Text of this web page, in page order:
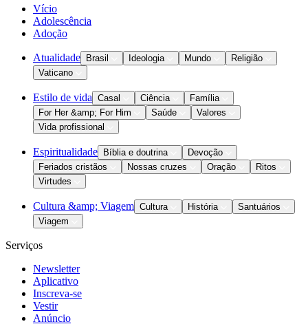
Vício
Adolescência
Adoção
Atualidade Brasil Ideologia Mundo
Religião
Vaticano
Estilo de vida Casal Ciência
Família
For Her &amp; For Him
Saúde
Valores
Vida profissional
Espiritualidade Bíblia e doutrina
Devoção
Feriados cristãos
Nossas cruzes Oração
Ritos
Virtudes
Cultura &amp; Viagem Cultura História
Santuários
Viagem
Serviços
Newsletter
Aplicativo
Inscreva-se
Vestir
Anúncio